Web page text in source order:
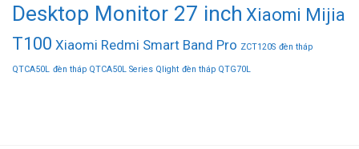
Desktop Monitor 27 inch Xiaomi Mijia
T100 Xiaomi Redmi Smart Band Pro ZCT120S đèn tháp
QTCA50L đèn tháp QTCA50L Series Qlight đèn tháp QTG70L